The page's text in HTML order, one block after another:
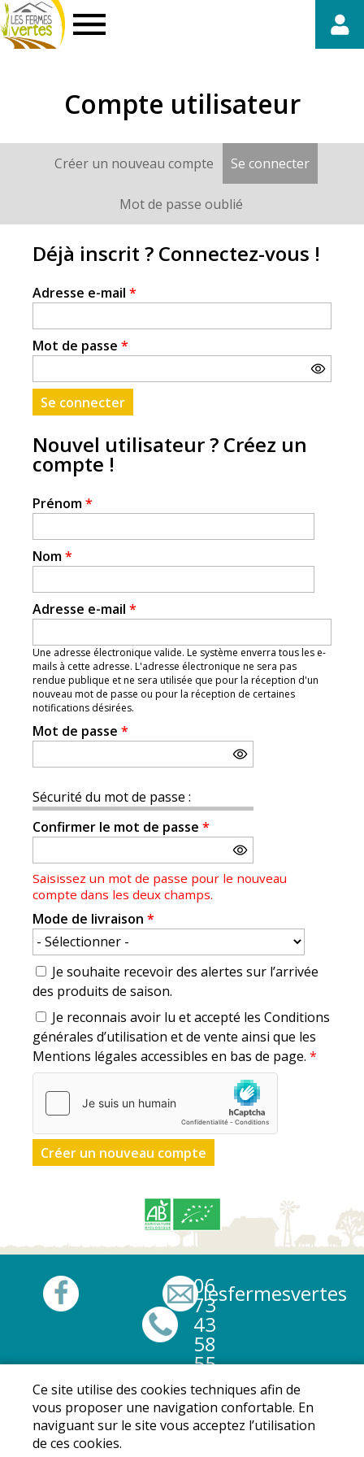
Fermes
Compte utilisateur
OngletsCréer un nouveau compte Se connecter(onglet
Mot de passe oublié
Déjà inscrit ? Connectez-vous !
Adresse e-mail *
Mot de passe *
Nouvel utilisateur ? Créez un
compte !
Prénom*
Nom*
Adresse e-mail *
Une adresse électronique valide. Le système enverra tous les e-
mails à cette adresse. L'adresse électronique ne sera pas
rendue publique et ne sera utilisée que pour la réception d'un
nouveau mot de passe ou pour la réception de certaines
notifications désirées.
Mot de passe *
Sécurité du mot de passe :
Confirmer le mot de passe *
Saisissez un mot de passe pour le nouveau
compte dans les deux champs.
Mode de livraison *
Je souhaite recevoir des alertes sur l’arrivée
des produits de saison.
Je reconnais avoir lu et accepté les Conditions
générales d’utilisation et de vente ainsi que les
Mentions légales accessibles en bas de page. *
06
73
43
58
55
Mentions légales| Conditions Générales de Ventes
Protection des données personnelles
© Copyright 2024 - Les fermes vertes - Tous droits
Ce site utilise des cookies techniques afin de
vous proposer une navigation confortable. En
naviguant sur le site vous acceptez l’utilisation
de ces cookies.